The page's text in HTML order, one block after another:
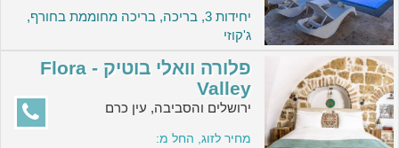
יחידות 3, בריכה, בריכה מחוממת בחורף,
ג'קוזי
פלורה וואלי בוטיק - Flora
Valley
ירושלים והסביבה, עין כרם
מחיר לזוג, החל מ: